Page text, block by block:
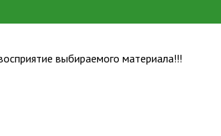
выбираемого материала!!!